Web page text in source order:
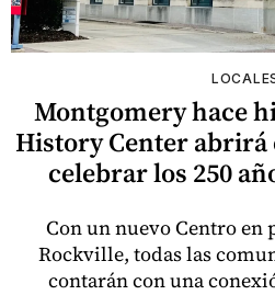
Montgomery hace
History Center abrirá
celebrar los 250
Con un nuevo Centro en
Rockville, todas las
contarán con una